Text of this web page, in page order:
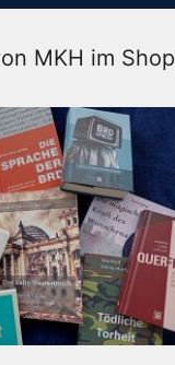
MKH im Shop